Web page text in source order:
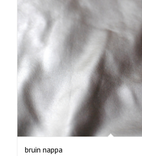
bruin nappa